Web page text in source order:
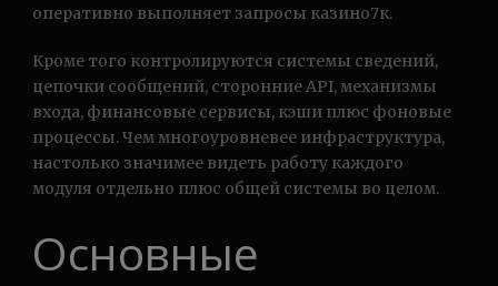
оперативно выполняет запросы казино7к.
Кроме того контролируются системы сведений,
цепочки сообщений, сторонние API, механизмы
входа, финансовые сервисы, кэши плюс фоновые
процессы. Чем многоуровневее инфраструктура,
настолько значимее видеть работу каждого
модуля отдельно плюс общей системы во целом.
Основные